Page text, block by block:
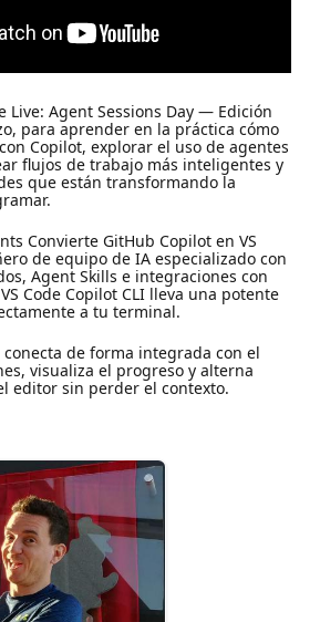
Live: Agent Sessions Day — Edición
para aprender en la práctica cómo
Copilot, explorar el uso de agentes
flujos de trabajo más inteligentes y
que están transformando la
Convierte GitHub Copilot en VS
de equipo de IA especializado con
Agent Skills e integraciones con
Code Copilot CLI lleva una potente
a tu terminal.
conecta de forma integrada con el
visualiza el progreso y alterna
editor sin perder el contexto.